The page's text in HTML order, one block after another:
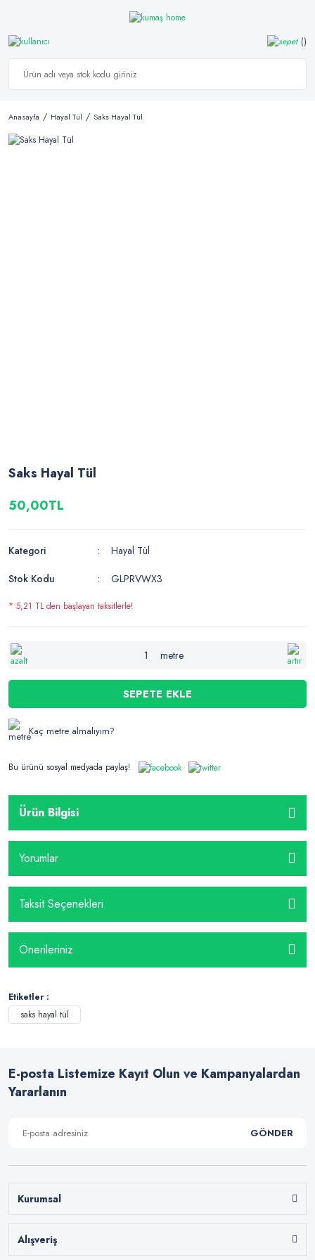
Anasayfa Hayal Tül Saks Hayal Tül
Saks Hayal Tül
50,00TL
Kategori
Hayal Tül
Stok Kodu
GLPRVWX3
* 5,21 TL den başlayan taksitlerle!
metre
SEPETE EKLE
Kaç metre almalıyım?
Bu ürünü sosyal medyada paylaş!
Ürün Bilgisi
Yorumlar
Taksit Seçenekleri
Önerileriniz
Etiketler :
saks hayal tül
E-posta Listemize Kayıt Olun ve Kampanyalardan
Yararlanın
GÖNDER
Kurumsal
Alışveriş